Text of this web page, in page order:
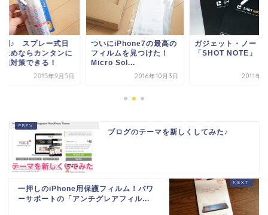
利♪ スプレー式日
止めならカンタンに
線対策できる！
2015年9月5日
ついにiPhone7の最高の
フィルムを見つけた！
Micro Sol...
2016年10月3日
ガジェット・ノート
「SHOT NOTE」
2011年7
ブログのテーマを新しくしてみた♪
一押しのiPhone用保護フィルム！パワ
ーサポートの「アンチグレアフィル...